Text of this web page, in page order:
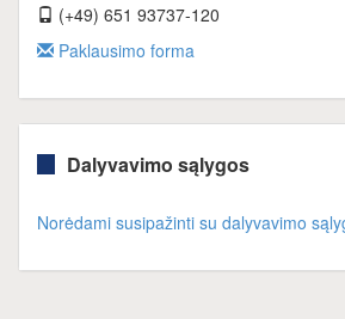
(+49) 651 93737-120
Paklausimo forma
Dalyvavimo sąlygos
Norėdami susipažinti su dalyvavimo